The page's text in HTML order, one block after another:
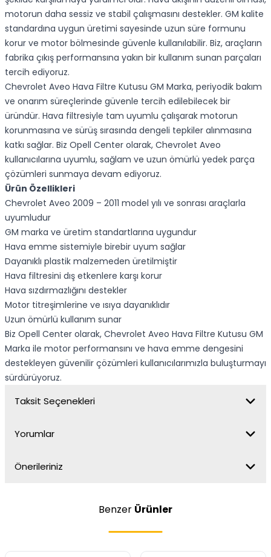
motorun daha sessiz ve stabil çalışmasını destekler. GM kalite
standardına uygun üretimi sayesinde uzun süre formunu
korur ve motor bölmesinde güvenle kullanılabilir. Biz, araçların
fabrika çıkış performansına yakın bir kullanım sunan parçaları
tercih ediyoruz.
Chevrolet Aveo Hava Filtre Kutusu GM Marka, periyodik bakım
ve onarım süreçlerinde güvenle tercih edilebilecek bir
üründür. Hava filtresiyle tam uyumlu çalışarak motorun
korunmasına ve sürüş sırasında dengeli tepkiler alınmasına
katkı sağlar. Biz Opell Center olarak, Chevrolet Aveo
kullanıcılarına uyumlu, sağlam ve uzun ömürlü yedek parça
çözümleri sunmaya devam ediyoruz.
Ürün Özellikleri
Chevrolet Aveo 2009 – 2011 model yılı ve sonrası araçlarla
uyumludur
GM marka ve üretim standartlarına uygundur
Hava emme sistemiyle birebir uyum sağlar
Dayanıklı plastik malzemeden üretilmiştir
Hava filtresini dış etkenlere karşı korur
Hava sızdırmazlığını destekler
Motor titreşimlerine ve ısıya dayanıklıdır
Uzun ömürlü kullanım sunar
Biz Opell Center olarak, Chevrolet Aveo Hava Filtre Kutusu GM
Marka ile motor performansını ve hava emme dengesini
destekleyen güvenilir çözümleri kullanıcılarımızla buluşturmayı
sürdürüyoruz.
Taksit Seçenekleri
Yorumlar
Önerileriniz
Benzer Ürünler